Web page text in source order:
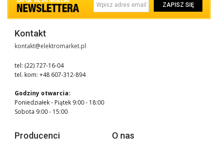
ZAPISZ SIĘ
Kontakt
kontakt@elektromarket.pl
tel: (22) 727-16-04
tel. kom: +48 607-312-894
Godziny otwarcia:
Poniedziałek - Piątek 9:00 - 18:00
Sobota 9:00 - 15:00
Producenci O nas